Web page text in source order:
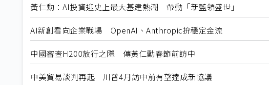
黃仁勳：AI投資迎史上最大基建熱潮 帶動「新藍領盛世」
AI新創看向企業戰場 OpenAI、Anthropic拚穩定金流
中國審查H200放行之際 傳黃仁勳春節前訪中
中美貿易談判再起 川普4月訪中前有望達成新協議